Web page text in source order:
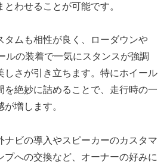
わせることが可能です。
タムも相性が良く、ローダウンや
ルの装着で一気にスタンスが強調
しさが引き立ちます。特にホイール
を絶妙に詰めることで、走行時の一
増します。
ナビの導入やスピーカーのカスタマ
プへの交換など、オーナーの好みに